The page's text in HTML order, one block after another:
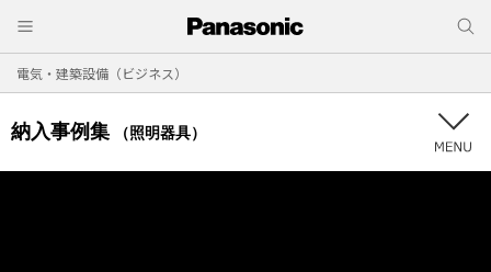
電気・建築設備（ビジネス）
納入事例集 （照明器具）